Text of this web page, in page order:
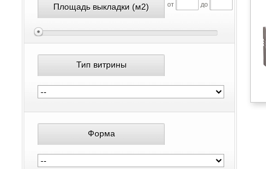
Площадь выкладки (м2) от до
Тип витрины
Форма